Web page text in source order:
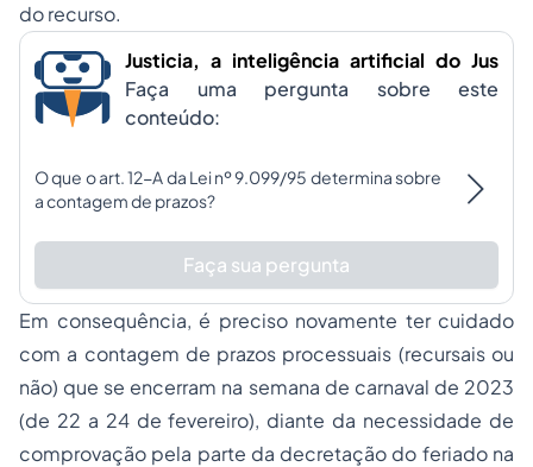
do recurso.
Justicia, a inteligência artificial do Jus
Faça uma pergunta sobre este
conteúdo:
O que o art. 12-A da Lei nº 9.099/95 determina sobre
a contagem de prazos?
Faça sua pergunta
Em consequência, é preciso novamente ter cuidado
com a contagem de prazos processuais (recursais ou
não) que se encerram na semana de carnaval de 2023
(de 22 a 24 de fevereiro), diante da necessidade de
comprovação pela parte da decretação do feriado na